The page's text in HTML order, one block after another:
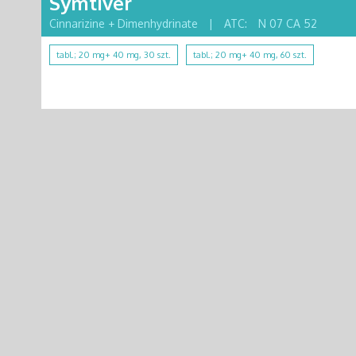
Cinnarizine + Dimenhydrinate
| ATC: N 07 CA 52
tabl.; 20 mg+ 40 mg, 30 szt. tabl.; 20 mg+ 40 mg, 60 szt.